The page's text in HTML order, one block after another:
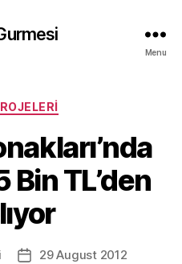
Menu
Categories
TL’den
Post29 August 2012